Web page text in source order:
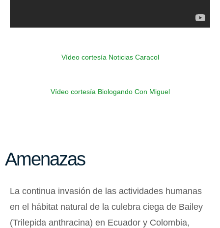
Vídeo cortesía Noticias Caracol
Vídeo cortesía Biologando Con Miguel
Amenazas
La continua invasión de las actividades humanas
en el hábitat natural de la culebra ciega de Bailey
(Trilepida anthracina) en Ecuador y Colombia,